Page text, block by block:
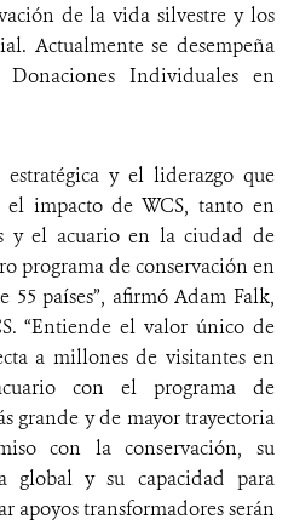
de la vida silvestre y los
Actualmente se desempeña
Individuales en
y el liderazgo que
el impacto de WCS, tanto en
y el acuario en la ciudad de
programa de conservación en
55 países”, afirmó Adam Falk,
“Entiende el valor único de
a millones de visitantes en
con el programa de
grande y de mayor trayectoria
con la conservación, su
global y su capacidad para
apoyos transformadores serán